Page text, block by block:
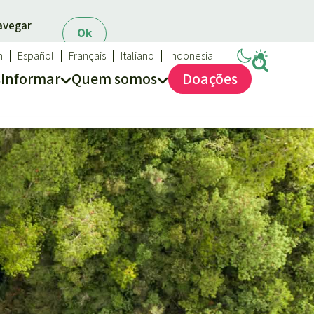
Ok
Informar Quem somos
Salve a Floresta
Quem somos
FAQ
Transparência
Contato
Español Français Italiano Indonesia
Doações
Proteção das florestas